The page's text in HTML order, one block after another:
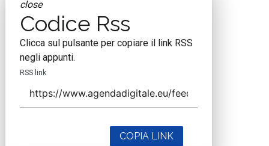
close
Codice Rss
Clicca sul pulsante per copiare il link RSS
negli appunti.
RSS link
COPIA LINK